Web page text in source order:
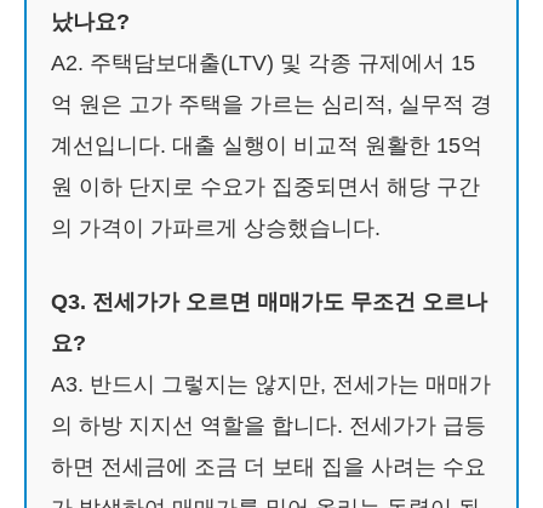
났나요?
A2. 주택담보대출(LTV) 및 각종 규제에서 15
억 원은 고가 주택을 가르는 심리적, 실무적 경
계선입니다. 대출 실행이 비교적 원활한 15억
원 이하 단지로 수요가 집중되면서 해당 구간
의 가격이 가파르게 상승했습니다.
Q3. 전세가가 오르면 매매가도 무조건 오르나
요?
A3. 반드시 그렇지는 않지만, 전세가는 매매가
의 하방 지지선 역할을 합니다. 전세가가 급등
하면 전세금에 조금 더 보태 집을 사려는 수요